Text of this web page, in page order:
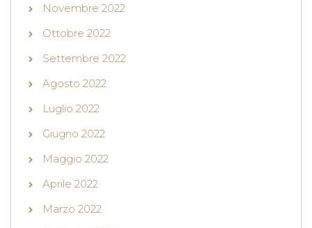
Novembre 2022
Ottobre 2022
Settembre 2022
Agosto 2022
Luglio 2022
Giugno 2022
Maggio 2022
Aprile 2022
Marzo 2022